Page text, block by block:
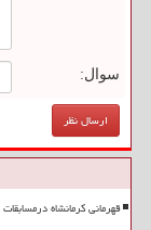
سوال:
قهرمانی کرمانشاه